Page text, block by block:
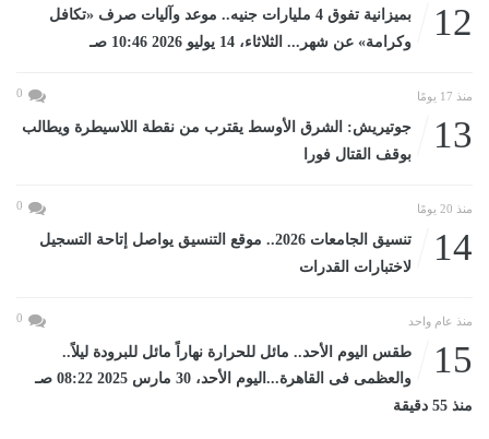
12
بميزانية تفوق 4 مليارات جنيه.. موعد وآليات صرف «تكافل
وكرامة» عن شهر... الثلاثاء، 14 يوليو 2026 10:46 صـ
منذ 17 يومًا 0
13
جوتيريش: الشرق الأوسط يقترب من نقطة اللاسيطرة ويطالب
بوقف القتال فورا
منذ 20 يومًا 0
14
تنسيق الجامعات 2026.. موقع التنسيق يواصل إتاحة التسجيل
لاختبارات القدرات
منذ عام واحد 0
15
طقس اليوم الأحد.. مائل للحرارة نهاراً مائل للبرودة ليلاً..
والعظمى فى القاهرة...اليوم الأحد، 30 مارس 2025 08:22 صـ
منذ 55 دقيقة